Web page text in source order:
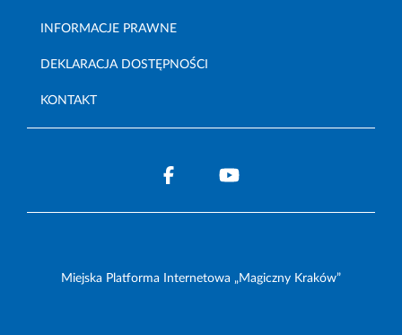
INFORMACJE PRAWNE
DEKLARACJA DOSTĘPNOŚCI
KONTAKT
Miejska Platforma Internetowa „Magiczny Kraków”